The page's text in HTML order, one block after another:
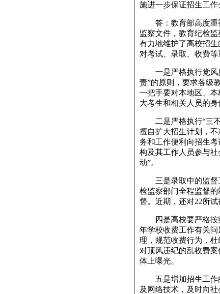
施进一步保证招生工
答：教育部高度重
监察文件，教育纪检
有力地维护了高校招
对考试、录取、收费
一是严格执行党风
责”的原则，要求各级
一把手要对本地区、
大考生和相关人员的
二是严格执行“三不
擅自扩大招生计划，
务和工作便利向招生
构及其工作人员参与
动”。
三是录取中的监督
检监察部门全程监督
督。近期，还对22所
四是高校要严格按照
年学校收费工作有关
理，规范收费行为，
对顶风违纪的乱收费
体上曝光。
五是增加招生工作
及网络技术，及时向